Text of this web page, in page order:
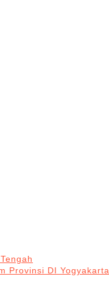
Provinsi DI Yogyakarta